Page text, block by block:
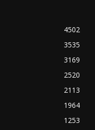
4502
3535
3169
2520
2113
1964
1253